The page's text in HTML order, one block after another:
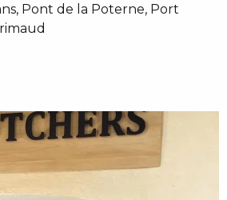
Pont de la Poterne, Port
aux favoris